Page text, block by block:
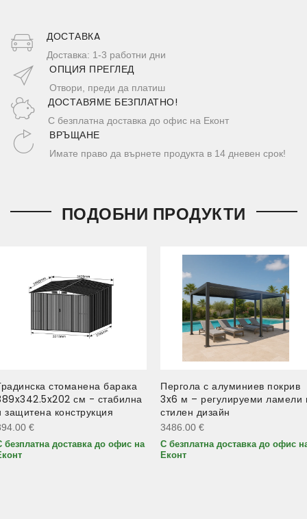
ДОСТАВКA
Доставка: 1-3 работни дни
ОПЦИЯ ПРЕГЛЕД
Отвори, преди да платиш
ДОСТАВЯМЕ БЕЗПЛАТНО!
С безплатна доставка до офис на Еконт
ВРЪЩАНЕ
Имате право да върнете продукта в 14 дневен срок!
ПОДОБНИ ПРОДУКТИ
стоманена барака
см - стабилна
защитена конструкция
€
безплатна доставка до офис на
Пергола с алуминиев покрив
3x6 м – регулируеми ламели
стилен дизайн
3486.00 €
С безплатна доставка до офис
Еконт